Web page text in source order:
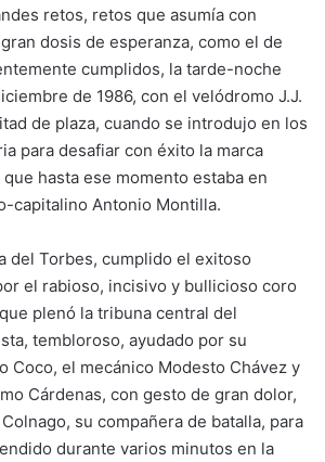
retos, retos que asumía con
dosis de esperanza, como el de
cumplidos, la tarde-noche
de 1986, con el velódromo J.J.
de plaza, cuando se introdujo en los
para desafiar con éxito la marca
hasta ese momento estaba en
capitalino Antonio Montilla.
del Torbes, cumplido el exitoso
el rabioso, incisivo y bullicioso coro
plenó la tribuna central del
tembloroso, ayudado por su
Coco, el mecánico Modesto Chávez y
Cárdenas, con gesto de gran dolor,
su compañera de batalla, para
durante varios minutos en la